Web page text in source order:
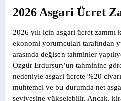
2026 Asgari Ücret
2026 yılı için asgari ücret
ekonomi yorumcuları tarafından
arasında değişen tahminler
Özgür Erdursun’un tahminine
nedeniyle asgari ücrete %20
muhtemel ve bu durumda net
seviyesine yükselebilir. Ancak,